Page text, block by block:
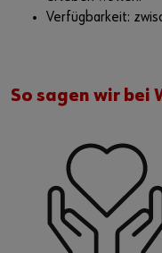
Verfügbarkeit:
So sagen wir bei